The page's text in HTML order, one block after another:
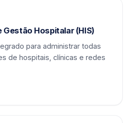
Gestão Hospitalar (HIS)
para administrar todas
de hospitais, clínicas e redes